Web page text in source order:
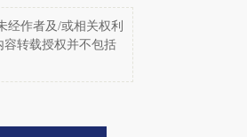
经作者及/或相关权利
容转载授权并不包括